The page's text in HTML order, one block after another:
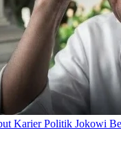
Karier Politik Jokowi